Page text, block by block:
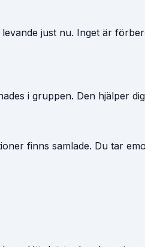
just nu. Inget är
i gruppen. Den hjälper
finns samlade. Du tar